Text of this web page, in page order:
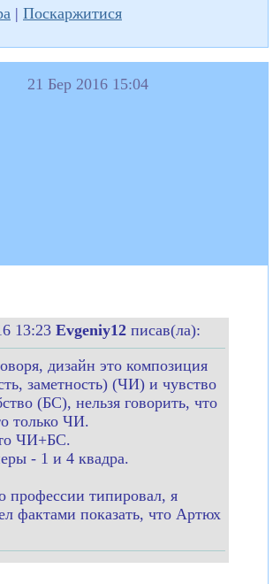
| Поскаржитися
21 Бер 2016 15:04
13:23 Evgeniy12 писав(ла):
дизайн это композиция
заметность) (ЧИ) и чувство
(БС), нельзя говорить, что
только ЧИ.
ЧИ+БС.
- 1 и 4 квадра.
профессии типировал, я
фактами показать, что Артюх